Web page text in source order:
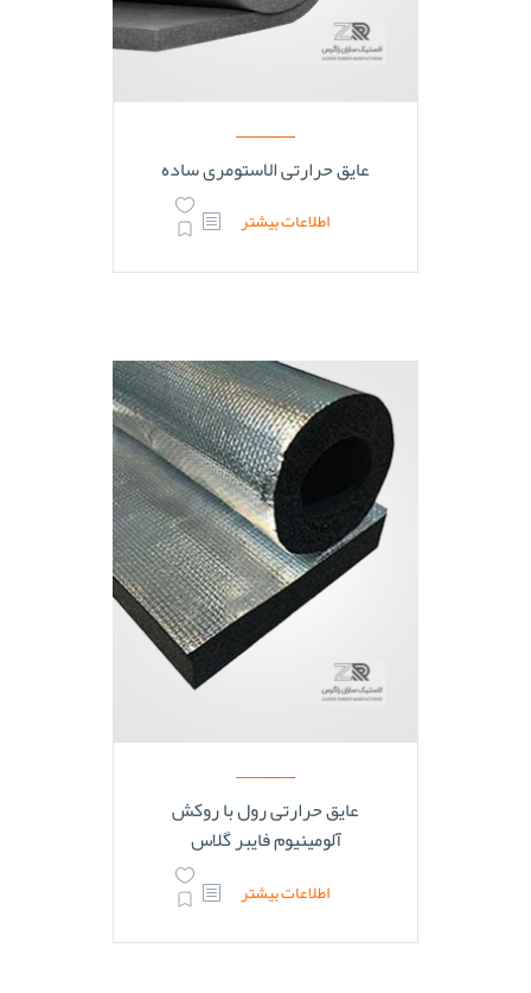
عایق حرارتی الاستومری ساده
اطلاعات بیشتر
عایق حرارتی رول با روکش
آلومینیوم فایبر گلاس
اطلاعات بیشتر